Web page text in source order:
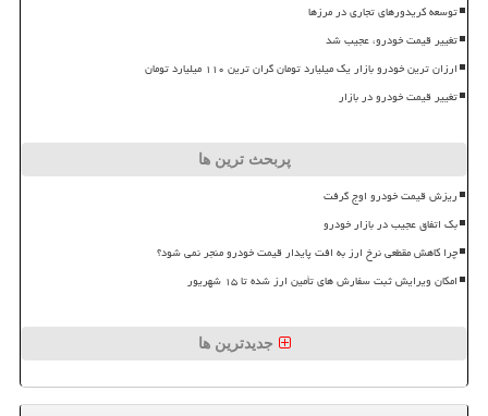
توسعه کریدورهای تجاری در مرزها
تغییر قیمت خودرو، عجیب شد
ارزان ترین خودرو بازار یک میلیارد تومان گران ترین ۱۱۰ میلیارد تومان
تغییر قیمت خودرو در بازار
پربحث ترین ها
ریزش قیمت خودرو اوج گرفت
بک اتفاق عجیب در بازار خودرو
چرا کاهش مقطعی نرخ ارز به افت پایدار قیمت خودرو منجر نمی شود؟
امکان ویرایش ثبت سفارش های تأمین ارز شده تا ۱۵ شهریور
جدیدترین ها